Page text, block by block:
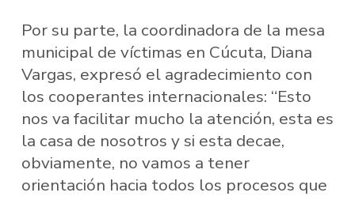
Por su parte, la coordinadora de la mesa
municipal de víctimas en Cúcuta, Diana
Vargas, expresó el agradecimiento con
los cooperantes internacionales: “Esto
nos va facilitar mucho la atención, esta es
la casa de nosotros y si esta decae,
obviamente, no vamos a tener
orientación hacia todos los procesos que